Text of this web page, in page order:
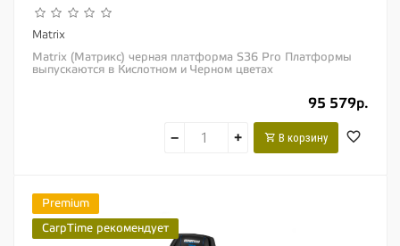
Matrix
Matrix (Матрикс) черная платформа S36 Pro Платформы
выпускаются в Кислотном и Черном цветах
95 579р.
− + В корзину
Premium
CarpTime рекомендует